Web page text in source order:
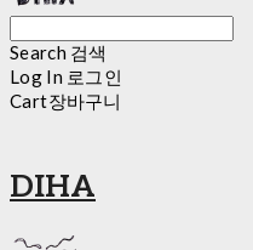
Search 검색
Log In 로그인
Cart장바구니
DIHA